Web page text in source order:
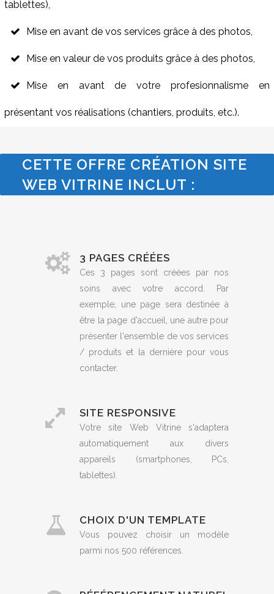
tablettes),
Mise en avant de vos services grâce à des photos,
Mise en valeur de vos produits grâce à des photos,
Mise en avant de votre profesionnalisme en
présentant vos réalisations (chantiers, produits, etc.).
CETTE OFFRE CRÉATION SITE
WEB VITRINE INCLUT :
3 PAGES CRÉÉES
Ces 3 pages sont créées par nos
soins avec votre accord. Par
exemple, une page sera destinée à
être la page d'accueil, une autre pour
présenter l'ensemble de vos services
/ produits et la dernière pour vous
contacter.
SITE RESPONSIVE
Votre site Web Vitrine s'adaptera
automatiquement aux divers
appareils (smartphones, PCs,
tablettes).
CHOIX D'UN TEMPLATE
Vous pouvez choisir un modèle
parmi nos 500 références.